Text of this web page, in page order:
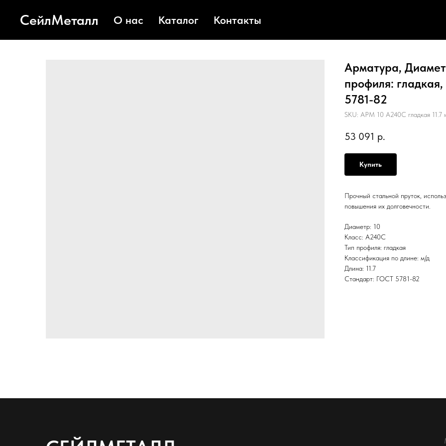
СейлМеталл О нас Каталог Контакты
Арматура,
профиля:
5781-82
SKU: АРМ 10 А240С гладкая
53 091 р.
Купить
Прочный стальной пруток,
повышения их долговечности.
Диаметр: 10
Класс: А240С
Тип профиля: гладкая
Классификация по длине: м/д
Длина: 11.7
Стандарт: ГОСТ 5781-82